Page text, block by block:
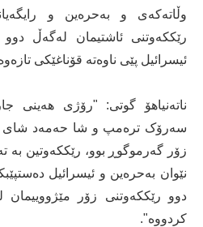
وڵاتەکەی و بەحرەین و
رێککەوتنی ئاشتیمان لەگەڵ
ئیسرائیل پێی ناوەتە قۆناغێکی
ناتەنیاھۆ گوتی: "رۆژی ھەینی
سەرۆک ترەمپ و شا حەمەد شای
زۆر گەرموگوڕ بوو، رێککەوتین بە
نێوان بەحرەین و ئیسرائیل
دوو رێککەوتنی زۆر
کردووە".